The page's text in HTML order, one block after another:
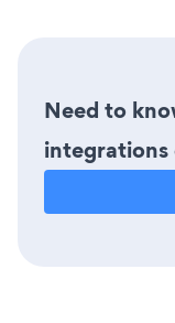
Need to
integrations